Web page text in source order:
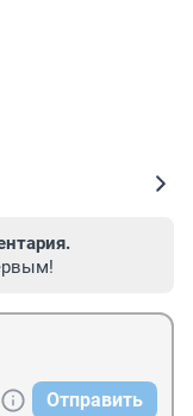
Отправить